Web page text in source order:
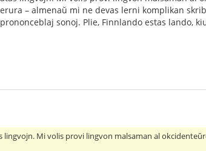
– almenaŭ mi ne devas lerni komplikan
sonoj. Plie, Finnlando estas lando,
Mi volis provi lingvon malsaman al